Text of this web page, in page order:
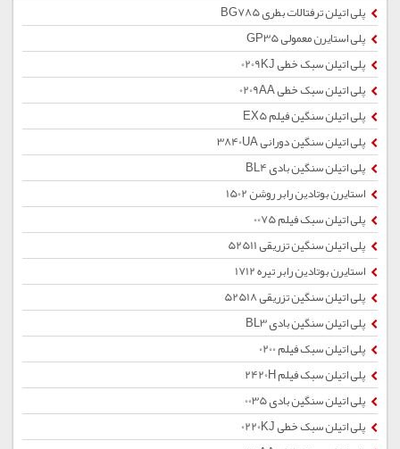
پلی اتیلن ترفتالات بطری BG785
پلی استایرن معمولی GP35
پلی اتیلن سبک خطی 0209KJ
پلی اتیلن سبک خطی 0209AA
پلی اتیلن سنگین فیلم EX5
پلی اتیلن سنگین دورانی 3840UA
پلی اتیلن سنگین بادی BL4
استایرن بوتادین رابر روشن 1502
پلی اتیلن سبک فیلم 0075
پلی اتیلن سنگین تزریقی 52511
استایرن بوتادین رابر تیره 1712
پلی اتیلن سنگین تزریقی 52518
پلی اتیلن سنگین بادی BL3
پلی اتیلن سبک فیلم 0200
پلی اتیلن سبک فیلم 2420H
پلی اتیلن سنگین بادی 0035
پلی اتیلن سبک خطی 0220KJ